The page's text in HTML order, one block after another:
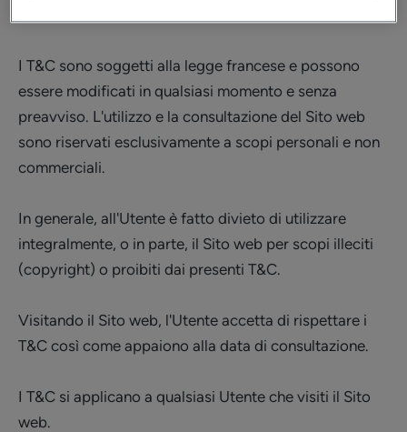
I T&C sono soggetti alla legge francese e possono
essere modificati in qualsiasi momento e senza
preavviso. L'utilizzo e la consultazione del Sito web
sono riservati esclusivamente a scopi personali e non
commerciali.
In generale, all'Utente è fatto divieto di utilizzare
integralmente, o in parte, il Sito web per scopi illeciti
(copyright) o proibiti dai presenti T&C.
Visitando il Sito web, l'Utente accetta di rispettare i
T&C così come appaiono alla data di consultazione.
I T&C si applicano a qualsiasi Utente che visiti il Sito
web.